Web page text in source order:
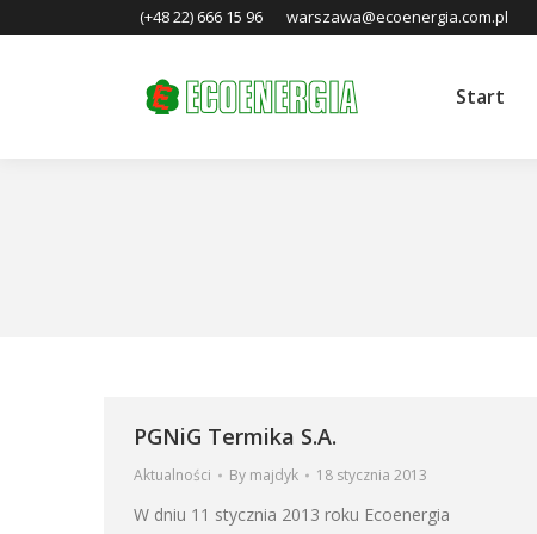
(+48 22) 666 15 96 warszawa@ecoenergia.com.pl
Start
PGNiG Termika S.A.
Aktualności By majdyk 18 stycznia 2013
W dniu 11 stycznia 2013 roku Ecoenergia